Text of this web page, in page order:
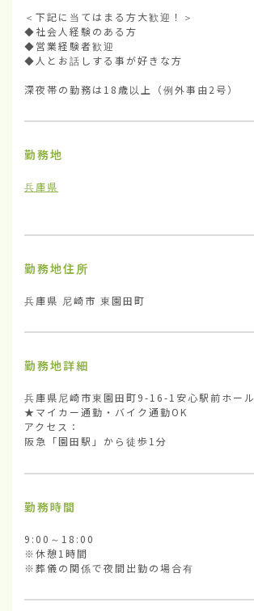
＜下記に当てはまる方大歓迎！＞
◆社会人経験のある方
◆営業経験者歓迎
◆人とお話しする事が好きな方
深夜帯の勤務は18歳以上（例外事由2号）
勤務地
兵庫県
勤務地住所
兵庫県 尼崎市 東園田町
勤務地詳細
兵庫県尼崎市東園田町9-16-1安心駅前ホール
★マイカー通勤・バイク通勤OK
アクセス：
阪急「園田駅」から徒歩1分
勤務時間
9:00～18:00
※休憩1時間
※葬儀の関係で夜間出勤の場合有